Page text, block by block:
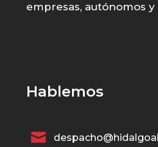
empresas, autónomos
Hablemos
